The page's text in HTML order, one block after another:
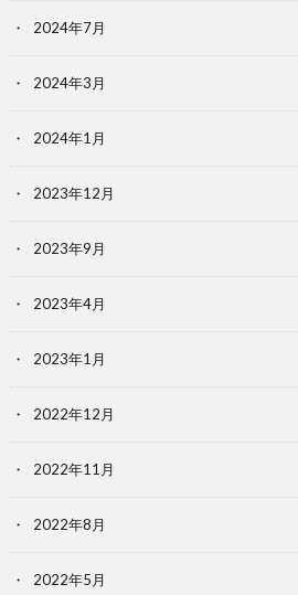
2024年7月
2024年3月
2024年1月
2023年12月
2023年9月
2023年4月
2023年1月
2022年12月
2022年11月
2022年8月
2022年5月